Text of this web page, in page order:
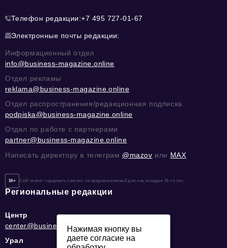
Телефон редакции:+7 495 727-01-67
Электронные почты редакции:
Информационный отдел
info@business-magazine.online
Отдел рекламы
reklama@business-magazine.online
Отдел распространения/редакционная подписка
podpiska@business-magazine.online
Отдел по работе с партнерами
partner@business-magazine.online
Написать директору в телеграм @mazov или MAX
16+ Сайт может содержать контент, не предназначенный для лиц младше 16-ти лет.
Региональные редакции
Центр
center@business-magazine.online
Урал
Нажимая кнопку вы
даете согласие на